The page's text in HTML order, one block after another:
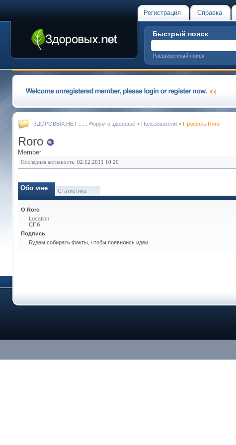
Регистрация Справка
Быстрый поиск
Расширенный поиск
ЗДОРОВЫХ.НЕТ ..::.. Форум о здоровье > Пользователи » Профиль Roro
Roro
Member
Последняя активность: 02.12.2011 10:20
Обо мне Статистика
О Roro
Location
СПб
Подпись
Будем собирать факты, чтобы появились идеи.